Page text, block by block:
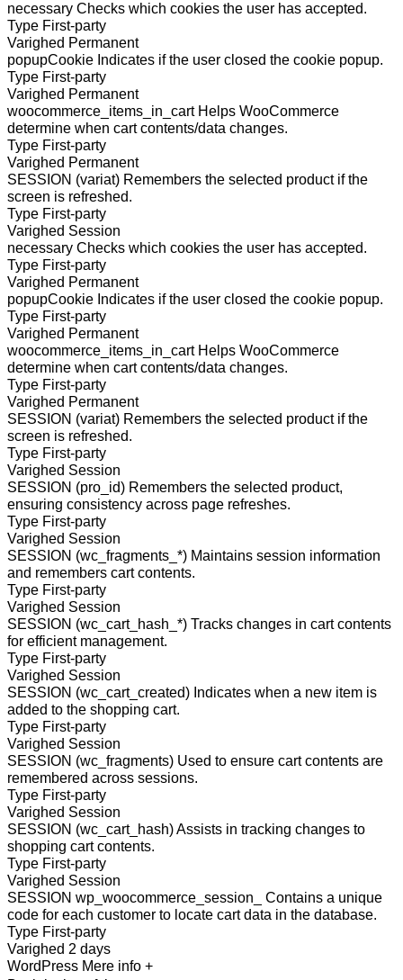
necessary Checks which cookies the user has accepted.
Type First-party
Varighed Permanent
popupCookie Indicates if the user closed the cookie popup.
Type First-party
Varighed Permanent
woocommerce_items_in_cart Helps WooCommerce
determine when cart contents/data changes.
Type First-party
Varighed Permanent
SESSION (variat) Remembers the selected product if the
screen is refreshed.
Type First-party
Varighed Session
necessary Checks which cookies the user has accepted.
Type First-party
Varighed Permanent
popupCookie Indicates if the user closed the cookie popup.
Type First-party
Varighed Permanent
woocommerce_items_in_cart Helps WooCommerce
determine when cart contents/data changes.
Type First-party
Varighed Permanent
SESSION (variat) Remembers the selected product if the
screen is refreshed.
Type First-party
Varighed Session
SESSION (pro_id) Remembers the selected product,
ensuring consistency across page refreshes.
Type First-party
Varighed Session
SESSION (wc_fragments_*) Maintains session information
and remembers cart contents.
Type First-party
Varighed Session
SESSION (wc_cart_hash_*) Tracks changes in cart contents
for efficient management.
Type First-party
Varighed Session
SESSION (wc_cart_created) Indicates when a new item is
added to the shopping cart.
Type First-party
Varighed Session
SESSION (wc_fragments) Used to ensure cart contents are
remembered across sessions.
Type First-party
Varighed Session
SESSION (wc_cart_hash)Assists in tracking changes to
shopping cart contents.
Type First-party
Varighed Session
SESSION wp_woocommerce_session_
Contains a unique
code for each customer to locate cart data in the database.
Type First-party
Varighed 2 days
WordPress Mere info +